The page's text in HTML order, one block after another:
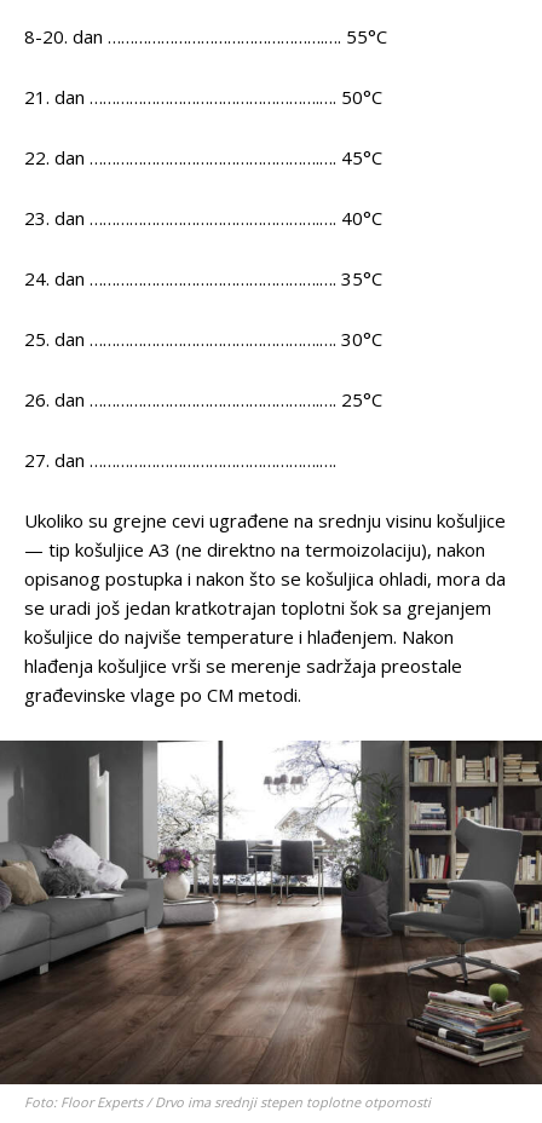
8-20. dan ………………………………………….…. 55°C
21. dan …………………………………………….…. 50°C
22. dan …………………………………………….…. 45°C
23. dan …………………………………………….…. 40°C
24. dan …………………………………………….…. 35°C
25. dan …………………………………………….…. 30°C
26. dan …………………………………………….…. 25°C
27. dan …………………………………………….….
Ukoliko su grejne cevi ugrađene na srednju visinu košuljice
— tip košuljice A3 (ne direktno na termoizolaciju), nakon
opisanog postupka i nakon što se košuljica ohladi, mora da
se uradi još jedan kratkotrajan toplotni šok sa grejanjem
košuljice do najviše temperature i hlađenjem. Nakon
hlađenja košuljice vrši se merenje sadržaja preostale
građevinske vlage po CM metodi.
Foto: Floor Experts / Drvo ima srednji stepen toplotne otpornosti